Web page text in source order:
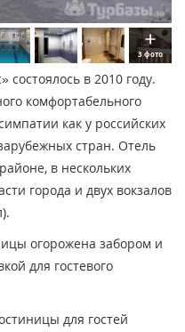
3 фото
в 2010 году.
комфортабельного
как у российских
стран. Отель
в нескольких
города и двух вокзалов
огорожена забором и
для гостевого
для гостей